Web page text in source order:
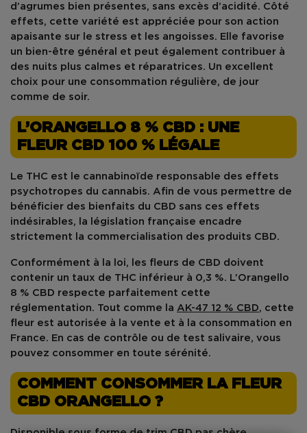
d’agrumes bien présentes, sans excès d’acidité. Côté
effets, cette variété est appréciée pour son action
apaisante sur le stress et les angoisses. Elle favorise
un
bien-être général
et peut également contribuer à
des nuits plus calmes et réparatrices. Un excellent
choix pour une consommation régulière, de jour
comme de soir.
L’ORANGELLO 8 % CBD : UNE
FLEUR CBD 100 % LÉGALE
Le THC est le cannabinoïde responsable des effets
psychotropes du cannabis. Afin de vous permettre de
bénéficier des bienfaits du CBD sans ces effets
indésirables, la législation française encadre
strictement la commercialisation des produits CBD.
Conformément à la loi, les fleurs de CBD doivent
contenir un taux de THC inférieur à 0,3 %. L’Orangello
8 % CBD respecte parfaitement cette
réglementation. Tout comme la AK-47 12 % CBD, cette
fleur est autorisée à la vente et à la consommation en
France. En cas de contrôle ou de test salivaire, vous
pouvez consommer en toute sérénité.
COMMENT CONSOMMER LA FLEUR
CBD ORANGELLO ?